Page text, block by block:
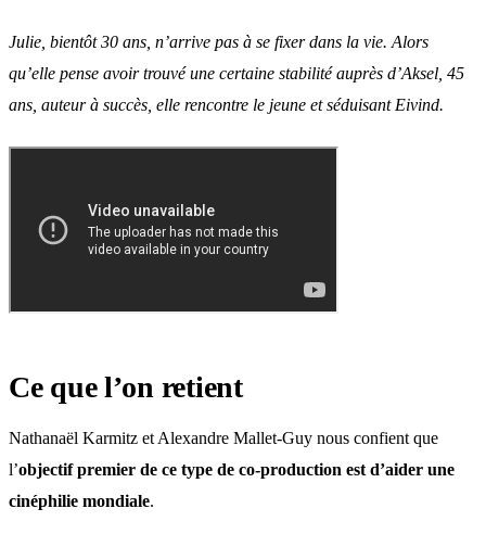
Julie, bientôt 30 ans, n’arrive pas à se fixer dans la vie. Alors
qu’elle pense avoir trouvé une certaine stabilité auprès d’Aksel, 45
ans, auteur à succès, elle rencontre le jeune et séduisant Eivind.
Ce que l’on retient
Nathanaël Karmitz et Alexandre Mallet-Guy nous confient que
l’objectif premier de ce type de co-production est d’aider une
cinéphilie mondiale.